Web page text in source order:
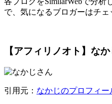
で、気になるブロガーはチェ
【アフィリノオト】なか
引用元： なかじのプロフィー